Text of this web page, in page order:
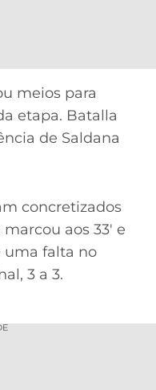
meios para
etapa. Batalla
de Saldana
concretizados
aos 33′ e
uma falta no
3 a 3.